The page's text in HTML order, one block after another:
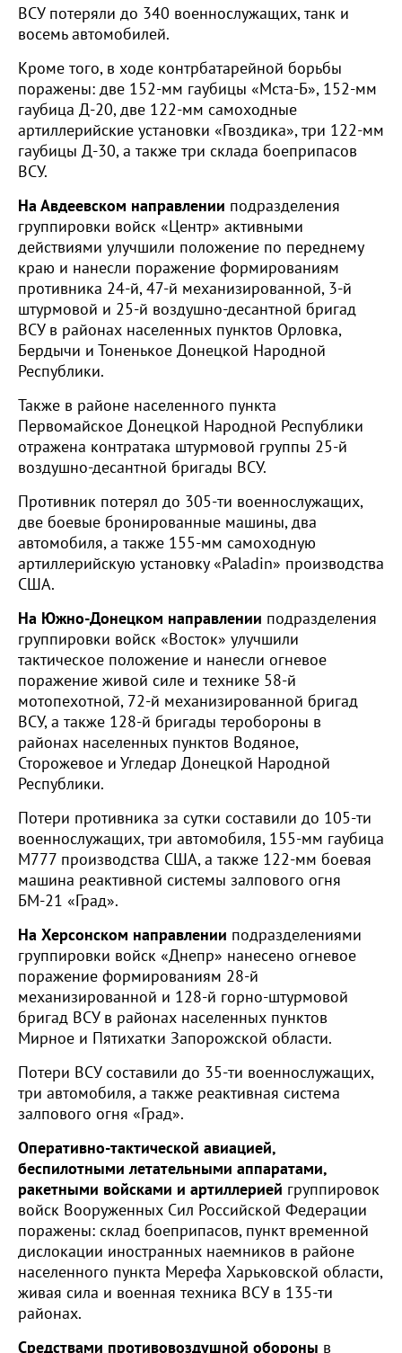
ВСУ потеряли до 340 военнослужащих, танк и
восемь автомобилей.
Кроме того, в ходе контрбатарейной борьбы
поражены: две 152-мм гаубицы «Мста-Б», 152-мм
гаубица Д-20, две 122-мм самоходные
артиллерийские установки «Гвоздика», три 122-мм
гаубицы Д-30, а также три склада боеприпасов
ВСУ.
На Авдеевском направлении подразделения
группировки войск «Центр» активными
действиями улучшили положение по переднему
краю и нанесли поражение формированиям
противника 24-й, 47-й механизированной, 3-й
штурмовой и 25-й воздушно-десантной бригад
ВСУ в районах населенных пунктов Орловка,
Бердычи и Тоненькое Донецкой Народной
Республики.
Также в районе населенного пункта
Первомайское Донецкой Народной Республики
отражена контратака штурмовой группы 25-й
воздушно-десантной бригады ВСУ.
Противник потерял до 305-ти военнослужащих,
две боевые бронированные машины, два
автомобиля, а также 155-мм самоходную
артиллерийскую установку «Paladin» производства
США.
На Южно-Донецком направлении подразделения
группировки войск «Восток» улучшили
тактическое положение и нанесли огневое
поражение живой силе и технике 58-й
мотопехотной, 72-й механизированной бригад
ВСУ, а также 128-й бригады теробороны в
районах населенных пунктов Водяное,
Сторожевое и Угледар Донецкой Народной
Республики.
Потери противника за сутки составили до 105-ти
военнослужащих, три автомобиля, 155-мм гаубица
М777 производства США, а также 122-мм боевая
машина реактивной системы залпового огня
БМ-21 «Град».
На Херсонском направлении подразделениями
группировки войск «Днепр» нанесено огневое
поражение формированиям 28-й
механизированной и 128-й горно-штурмовой
бригад ВСУ в районах населенных пунктов
Мирное и Пятихатки Запорожской области.
Потери ВСУ составили до 35-ти военнослужащих,
три автомобиля, а также реактивная система
залпового огня «Град».
Оперативно-тактической авиацией,
беспилотными летательными аппаратами,
ракетными войсками и артиллерией группировок
войск Вооруженных Сил Российской Федерации
поражены: склад боеприпасов, пункт временной
дислокации иностранных наемников в районе
населенного пункта Мерефа Харьковской области,
живая сила и военная техника ВСУ в 135-ти
районах.
Средствами противовоздушной обороны в